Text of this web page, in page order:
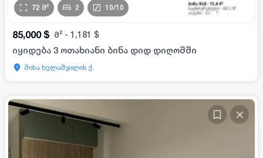
•••
72 მ² 2 10/10
85,000 $ მ² - 1,181 $
იყიდება 3 ოთახიანი ბინა დიდ დიღომში
მიხა ხელაშვილის ქ.